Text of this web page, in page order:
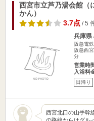
西宮市立芦乃湯会館（
かん）
3.7点/ 5
兵庫県
阪急電
阪急西
分
営業時
入浴料
日帰り
西宮北口の山手幹